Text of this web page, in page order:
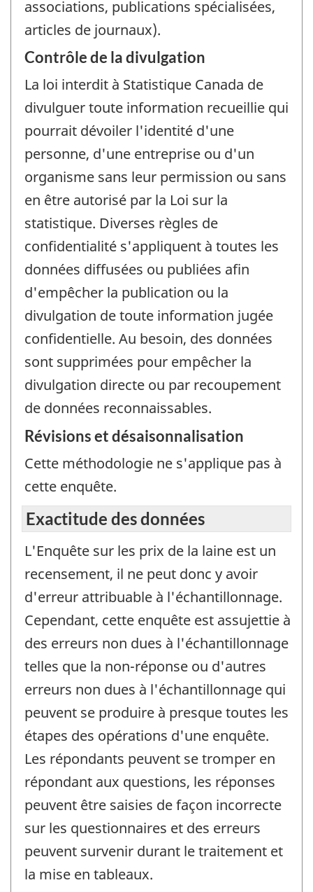
associations, publications spécialisées,
articles de journaux).
Contrôle de la divulgation
La loi interdit à Statistique Canada de
divulguer toute information recueillie qui
pourrait dévoiler l'identité d'une
personne, d'une entreprise ou d'un
organisme sans leur permission ou sans
en être autorisé par la Loi sur la
statistique. Diverses règles de
confidentialité s'appliquent à toutes les
données diffusées ou publiées afin
d'empêcher la publication ou la
divulgation de toute information jugée
confidentielle. Au besoin, des données
sont supprimées pour empêcher la
divulgation directe ou par recoupement
de données reconnaissables.
Révisions et désaisonnalisation
Cette méthodologie ne s'applique pas à
cette enquête.
Exactitude des données
L'Enquête sur les prix de la laine est un
recensement, il ne peut donc y avoir
d'erreur attribuable à l'échantillonnage.
Cependant, cette enquête est assujettie à
des erreurs non dues à l'échantillonnage
telles que la non-réponse ou d'autres
erreurs non dues à l'échantillonnage qui
peuvent se produire à presque toutes les
étapes des opérations d'une enquête.
Les répondants peuvent se tromper en
répondant aux questions, les réponses
peuvent être saisies de façon incorrecte
sur les questionnaires et des erreurs
peuvent survenir durant le traitement et
la mise en tableaux.